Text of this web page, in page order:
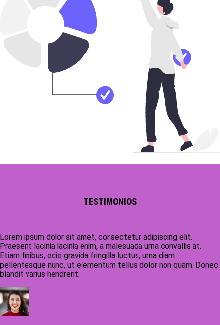
TESTIMONIOS
Lorem ipsum dolor sit amet, consectetur adipiscing elit.
Praesent lacinia lacinia enim, a malesuada urna convallis at.
Etiam finibus, odio gravida fringilla luctus, urna diam
pellentesque nunc, ut elementum tellus dolor non quam. Donec
blandit varius hendrerit.